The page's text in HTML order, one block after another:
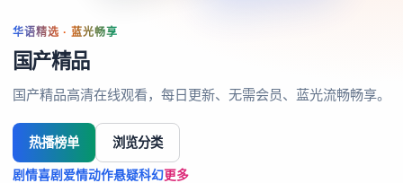
华语精选 · 蓝光畅享
国产精品
国产精品高清在线观看，每日更新、无需会员、蓝光流畅畅享。
热播榜单 浏览分类
剧情喜剧 爱情动作悬疑科幻更多